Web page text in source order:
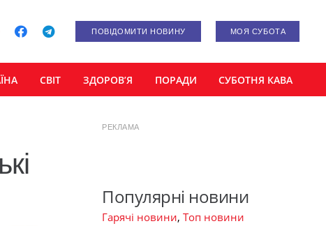
ПОВІДОМИТИ НОВИНУ МОЯ СУБОТА
СВІТ ЗДОРОВ’Я ПОРАДИ СУБОТНЯ КАВА
РЕКЛАМА
Популярні новини
Гарячі новини, Топ новини